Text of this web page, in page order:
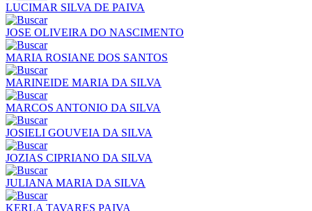
LUCIMAR SILVA DE PAIVA
JOSE OLIVEIRA DO NASCIMENTO
MARIA ROSIANE DOS SANTOS
MARINEIDE MARIA DA SILVA
MARCOS ANTONIO DA SILVA
JOSIELI GOUVEIA DA SILVA
JOZIAS CIPRIANO DA SILVA
JULIANA MARIA DA SILVA
KERLA TAVARES PAIVA